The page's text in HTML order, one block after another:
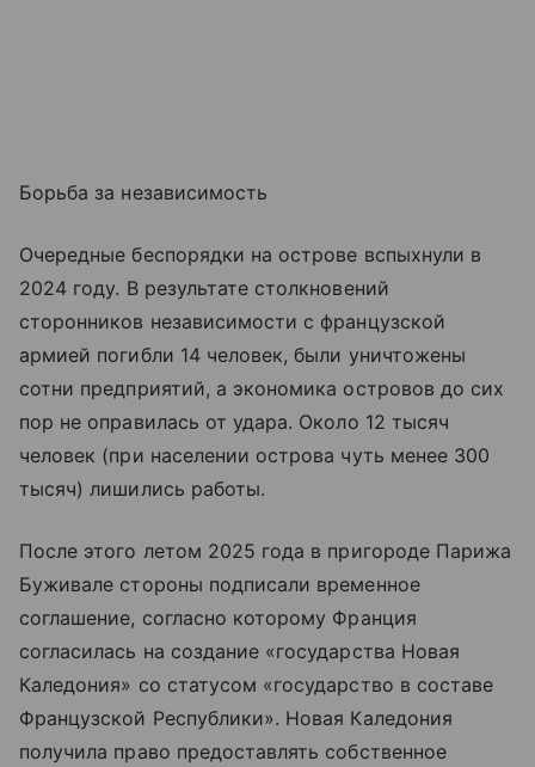
Борьба за независимость
Очередные беспорядки на острове вспыхнули в
2024 году. В результате столкновений
сторонников независимости с французской
армией погибли 14 человек, были уничтожены
сотни предприятий, а экономика островов до сих
пор не оправилась от удара. Около 12 тысяч
человек (при населении острова чуть менее 300
тысяч) лишились работы.
После этого летом 2025 года в пригороде Парижа
Буживале стороны подписали временное
соглашение, согласно которому Франция
согласилась на создание «государства Новая
Каледония» со статусом «государство в составе
Французской Республики». Новая Каледония
получила право предоставлять собственное